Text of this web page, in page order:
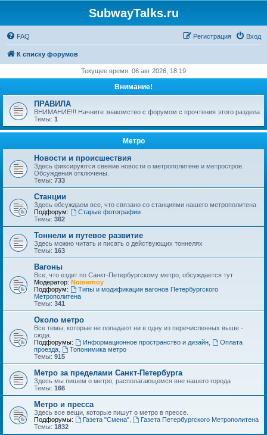
SubwayTalks.ru
FAQ Вход
Регистрация
К списку форумов
Текущее время: 06 авг 2026, 18:19
Внимание!
ПРАВИЛА
ВНИМАНИЕ!!! Начните знакомство с форумом с прочтения этого раздела
Темы: 1
Метро
Новости и происшествия
Здесь фиксируются свежие новости о метрополитене и метрострое.
Обсуждения отключены.
Темы: 733
Станции
Здесь обсуждаем все, что связано со станциями нашего метрополитена
Подфорум:
Старые фотографии
Темы: 362
Тоннели и путевое развитие
Здесь можно читать и писать о действующих тоннелях
Темы: 163
Вагоны
Все, что ездит по Санкт-Петербургскому метро, обсуждается тут
Модератор: Nomernoy
Подфорум:
Типы и модификации вагонов Петербургского
Метрополитена
Темы: 341
Около метро
Все темы, которые не попадают ни в одну из перечисленных выше -
сюда.
Подфорумы:
Информационное пространство и дизайн,
Оплата
проезда
Топонимика метро
Темы: 915
Метро за пределами Санкт-Петербурга
Здесь мы пишем о метро, располагающемся вне нашего города
Темы: 166
Метро и пресса
Здесь все вещи, которые пишут о метро в прессе.
Подфорумы:
Газета "Смена",
Газета Петербургского Метрополитена
Темы: 1832